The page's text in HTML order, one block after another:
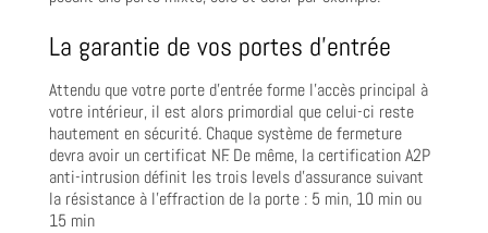
La garantie de vos portes d’entrée
Attendu que votre porte d’entrée forme l’accès principal à
votre intérieur, il est alors primordial que celui-ci reste
hautement en sécurité. Chaque système de fermeture
devra avoir un certificat NF. De même, la certification A2P
anti-intrusion définit les trois levels d’assurance suivant
la résistance à l’effraction de la porte : 5 min, 10 min ou
15 min